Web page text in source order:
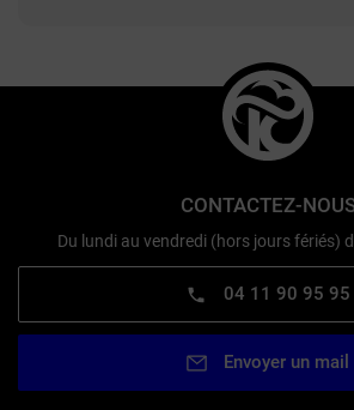
CONTACTEZ-
Du lundi au vendredi (hors jours fériés)
04 11 90 95 95
Envoyer un mail